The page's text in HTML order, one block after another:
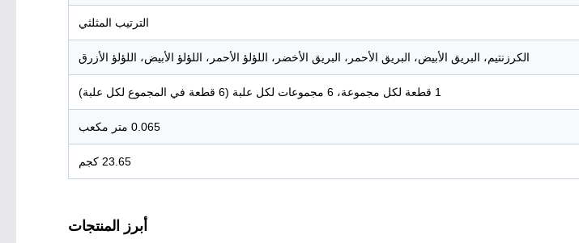
الترتيب المثلثي
الكرزنتيم، البريق الأبيض، البريق الأحمر، البريق الأخضر، اللؤلؤ الأحمر، اللؤلؤ الأبيض، اللؤلؤ الأزرق
1 قطعة لكل مجموعة، 6 مجموعات لكل علبة (6 قطعة في المجموع لكل علبة)
0.065 متر مكعب
23.65 كجم
أبرز المنتجات